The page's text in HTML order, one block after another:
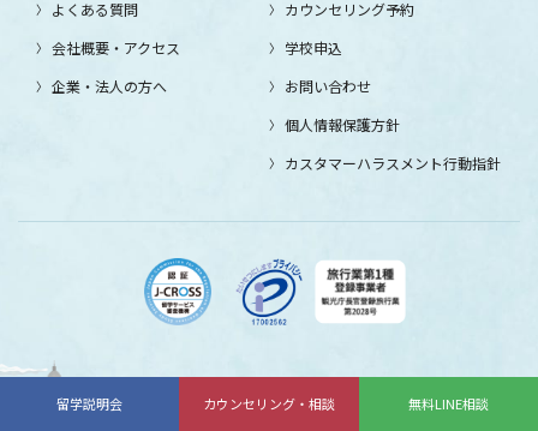
留学説明会 カウンセリング・相談 無料LINE相談
よくある質問
会社概要・アクセス
企業・法人の方へ
カウンセリング予約
学校申込
お問い合わせ
個人情報保護方針
カスタマーハラスメント行動指針